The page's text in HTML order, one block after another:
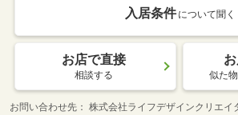
入居条件 について聞く
お店で直接
相談する 似た
お問い合わせ先
株式会社ライフデザインクリエ